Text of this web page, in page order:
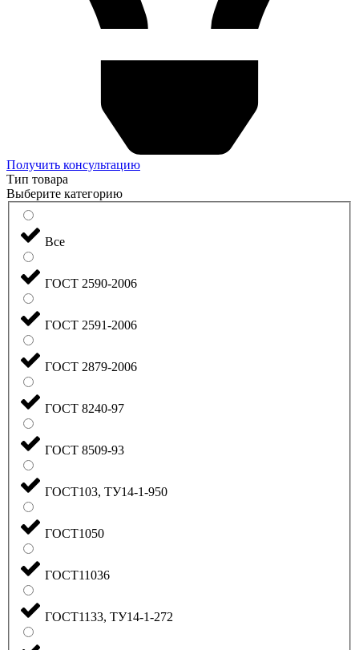
Получить консультацию
Тип товара
Выберите категорию
Все
ГОСТ 2590-2006
ГОСТ 2591-2006
ГОСТ 2879-2006
ГОСТ 8240-97
ГОСТ 8509-93
ГОСТ103, ТУ14-1-950
ГОСТ1050
ГОСТ11036
ГОСТ1133, ТУ14-1-272